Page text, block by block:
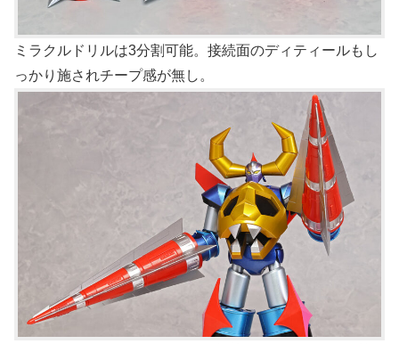
ミラクルドリルは3分割可能。接続面のディティールもし
っかり施されチープ感が無し。